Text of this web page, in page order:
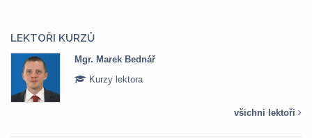
LEKTOŘI KURZŮ
Mgr. Marek Bednář
Kurzy lektora
všichni lektoři